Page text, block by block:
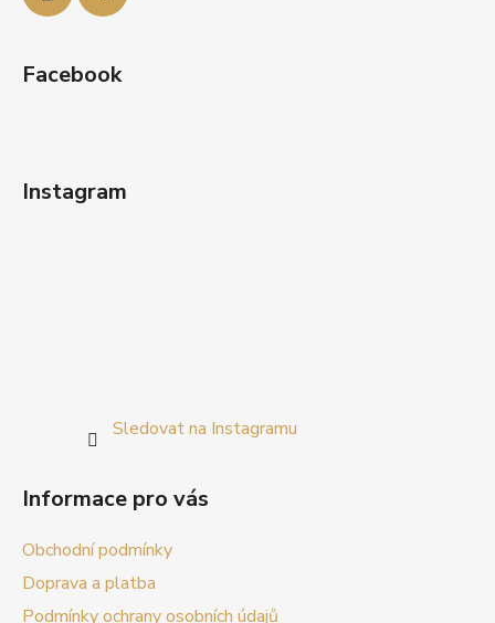
Facebook
Instagram
Sledovat na Instagramu
Informace pro vás
Obchodní podmínky
Doprava a platba
Podmínky ochrany osobních údajů